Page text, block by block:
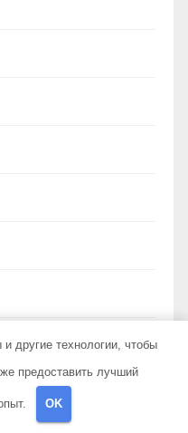
другие технологии, чтобы
предоставить лучший
OK